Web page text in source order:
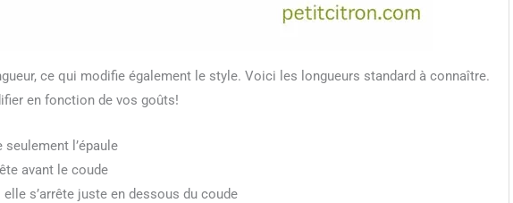
ce qui modifie également le style. Voici les longueurs standard à connaître.
en fonction de vos goûts!
l’épaule
avant le coude
s’arrête juste en dessous du coude